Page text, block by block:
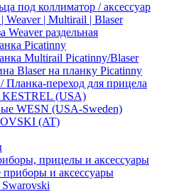
под коллиматор / аксессуар
Weaver | Multirail | Blaser
Weaver раздельная
Picatinny
Multirail Picatinny/Blaser
Blaser на планку Picatinny
Планка-переход для прицела
KESTREL (USA)
WESN (USA-Sweden)
(AT)
прицелы и аксессуары
и аксессуары